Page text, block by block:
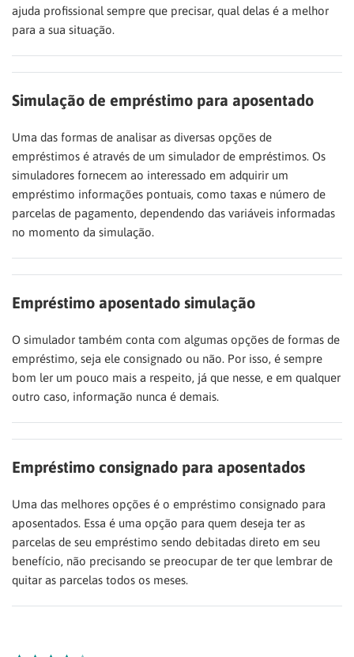
ajuda profissional sempre que precisar, qual delas é a melhor
para a sua situação.
Simulação de empréstimo para aposentado
Uma das formas de analisar as diversas opções de
empréstimos é através de um simulador de empréstimos. Os
simuladores fornecem ao interessado em adquirir um
empréstimo informações pontuais, como taxas e número de
parcelas de pagamento, dependendo das variáveis informadas
no momento da simulação.
Empréstimo aposentado simulação
O simulador também conta com algumas opções de formas de
empréstimo, seja ele consignado ou não. Por isso, é sempre
bom ler um pouco mais a respeito, já que nesse, e em qualquer
outro caso, informação nunca é demais.
Empréstimo consignado para aposentados
Uma das melhores opções é o empréstimo consignado para
aposentados. Essa é uma opção para quem deseja ter as
parcelas de seu empréstimo sendo debitadas direto em seu
benefício, não precisando se preocupar de ter que lembrar de
quitar as parcelas todos os meses.